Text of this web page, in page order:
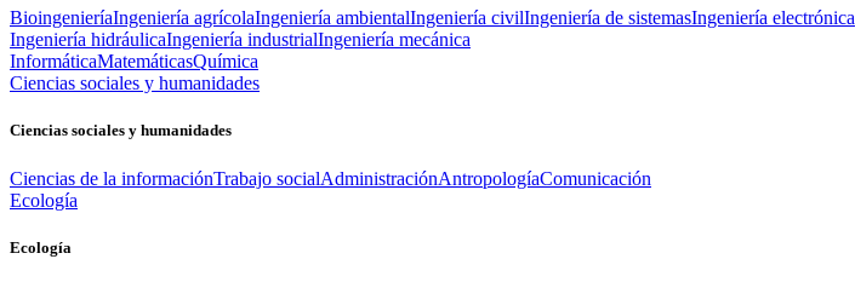
BioingenieríaIngeniería agrícolaIngeniería ambientalIngeniería civilIngeniería de sistemasIngeniería electrónica
Ingeniería hidráulicaIngeniería industrialIngeniería mecánica
InformáticaMatemáticasQuímica
Ciencias sociales y humanidades
Ciencias sociales y humanidades
Ciencias de la informaciónTrabajo socialAdministraciónAntropologíaComunicación
Ecología
Ecología